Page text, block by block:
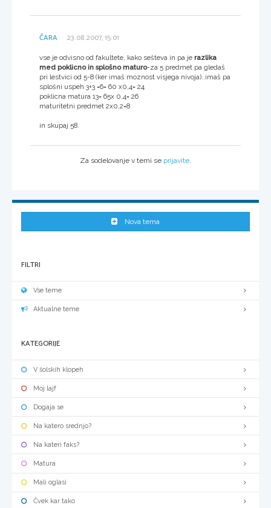
ČARA 23.08.2007, 15:01
vse je odvisno od fakultete, kako sešteva in pa je razlika
med poklicno in splošno maturo-za 5 predmet pa gledaš
pri lestvici od 5-8 (ker imaš moznost visjega nivoja)..imaš pa
splošni uspeh 3+3 =6= 60 x0,4= 24
poklicna matura 13= 65x 0,4= 26
maturitetni predmet 2x0,2=8
in skupaj 58.
Za sodelovanje v temi se prijavite
Nova tema
FILTRI
Vse teme
Aktualne teme
KATEGORIJE
V šolskih klopeh
Moj lajf
Dogaja se
Na katero srednjo?
Na kateri faks?
Matura
Mali oglasi
Čvek kar tako